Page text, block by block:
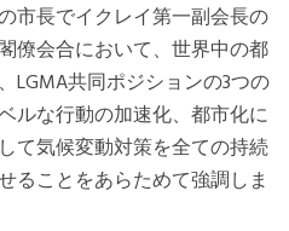
市長でイクレイ第一副会長の
僚会合において、世界中の都
LGMA共同ポジションの3つの
ルな行動の加速化、都市化に
て気候変動対策を全ての持続
ることをあらためて強調しま